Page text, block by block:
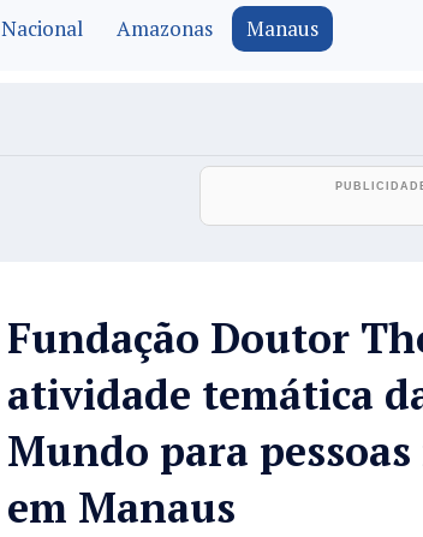
Nacional Amazonas Manaus
Fundação Doutor
atividade temática
Mundo para
em Manaus